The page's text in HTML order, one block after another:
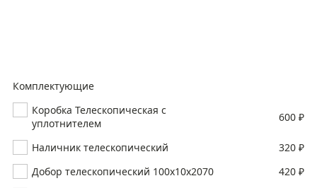
Комплектующие
Коробка Телескопическая с
уплотнителем
600 ₽
Наличник телескопический
320 ₽
Добор телескопический 100х10х2070
420 ₽